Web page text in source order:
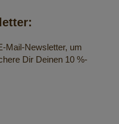
Mail-Newsletter, um
Dir Deinen 10 %-